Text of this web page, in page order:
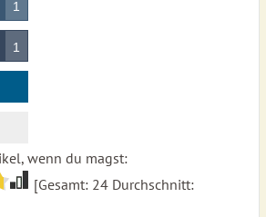
1
1
wenn du magst:
[Gesamt: 24Durchschnitt: